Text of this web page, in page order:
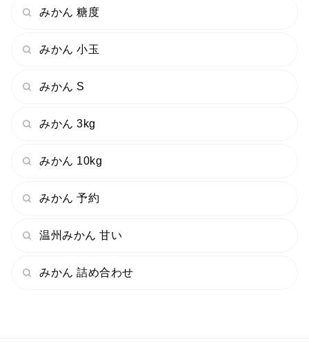
みかん 糖度
みかん 小玉
みかん S
みかん 3kg
みかん 10kg
みかん 予約
温州みかん 甘い
みかん 詰め合わせ